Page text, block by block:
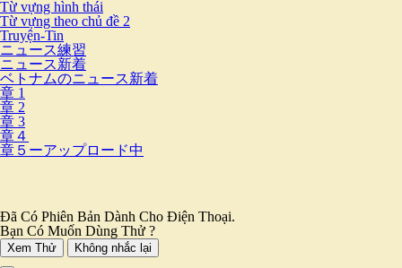
Từ vựng hình thái
Từ vựng theo chủ đề 2
Truyện-Tin
ニュース練習
ニュース新着
ベトナムのニュース新着
章 1
章 2
章 3
章４
章５ーアップロード中
Đã Có Phiên Bản Dành Cho Điện Thoại.
Bạn Có Muốn Dùng Thử ?
Xem Thử Không nhắc lại